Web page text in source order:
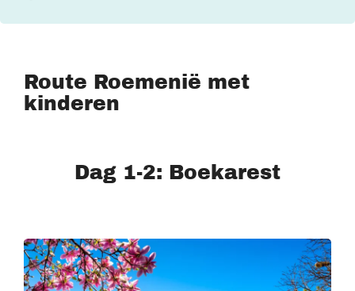
Route Roemenië met
kinderen
Dag 1-2: Boekarest